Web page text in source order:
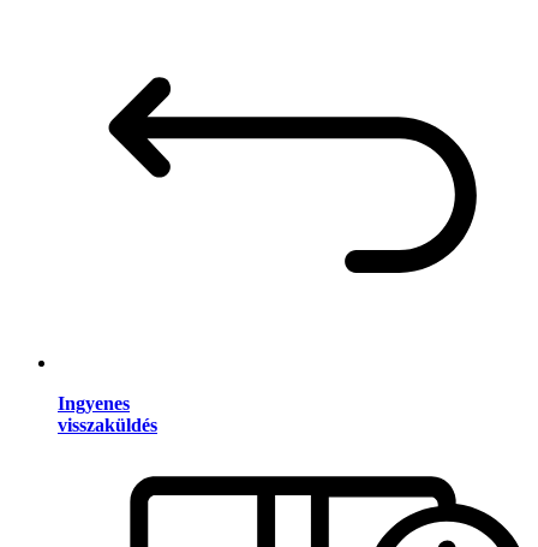
Ingyenes
visszaküldés